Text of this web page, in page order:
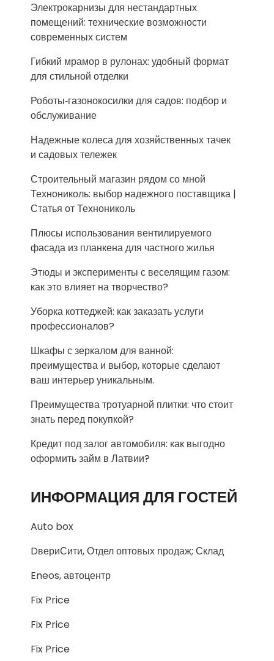
Электрокарнизы для нестандартных
помещений: технические возможности
современных систем
Гибкий мрамор в рулонах: удобный формат
для стильной отделки
Роботы‑газонокосилки для садов: подбор и
обслуживание
Надежные колеса для хозяйственных тачек
и садовых тележек
Строительный магазин рядом со мной
Технониколь: выбор надежного поставщика |
Статья от Технониколь
Плюсы использования вентилируемого
фасада из планкена для частного жилья
Этюды и эксперименты с веселящим газом:
как это влияет на творчество?
Уборка коттеджей: как заказать услуги
профессионалов?
Шкафы с зеркалом для ванной:
преимущества и выбор, которые сделают
ваш интерьер уникальным.
Преимущества тротуарной плитки: что стоит
знать перед покупкой?
Кредит под залог автомобиля: как выгодно
оформить займ в Латвии?
ИНФОРМАЦИЯ ДЛЯ ГОСТЕЙ
Auto box
DвериСити, Отдел оптовых продаж; Склад
Eneos, автоцентр
Fix Price
Fix Price
Fix Price